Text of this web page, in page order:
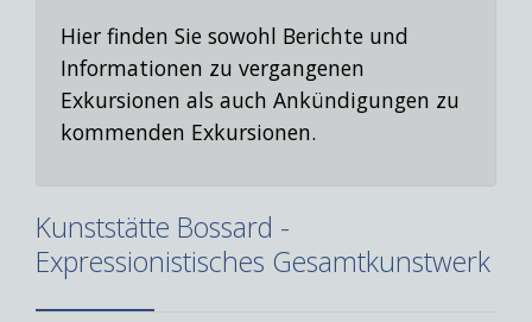
Hier finden Sie sowohl Berichte und
Informationen zu vergangenen
Exkursionen als auch Ankündigungen zu
kommenden Exkursionen.
Kunststätte Bossard -
Expressionistisches Gesamtkunstwerk